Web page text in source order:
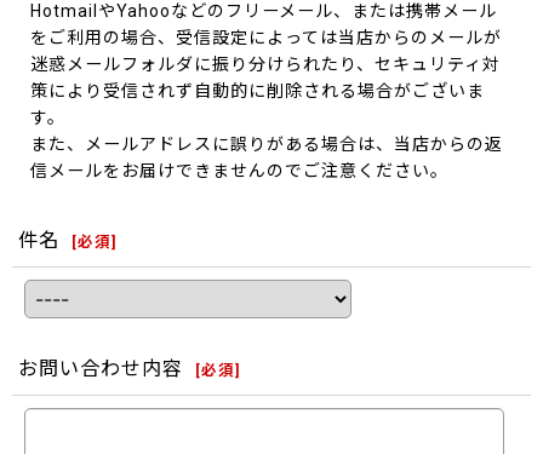
HotmailやYahooなどのフリーメール、または携帯メール
をご利用の場合、受信設定によっては当店からのメールが
迷惑メールフォルダに振り分けられたり、セキュリティ対
策により受信されず自動的に削除される場合がございま
す。
また、メールアドレスに誤りがある場合は、当店からの返
信メールをお届けできませんのでご注意ください。
件名 [必須]
お問い合わせ内容 [必須]